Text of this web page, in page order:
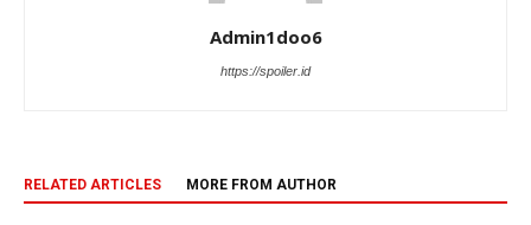
Admin1doo6
https://spoiler.id
RELATED ARTICLES MORE FROM AUTHOR